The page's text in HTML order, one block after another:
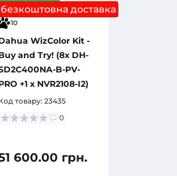
безкоштовна доставка
10
WizColor Kit -
and Try! (8х DH-
B-PV-
+1 х NVR2108-I2)
товару:23435
0
600.00 грн.